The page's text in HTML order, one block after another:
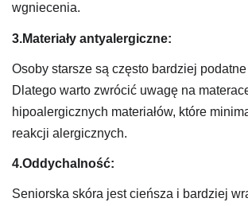
wgniecenia.
3.Materiały antyalergiczne:
Osoby starsze są często bardziej
Dlatego warto zwrócić uwagę na
hipoalergicznych materiałów, które
reakcji alergicznych.
4.Oddychalność:
Seniorska skóra jest cieńsza i bardziej